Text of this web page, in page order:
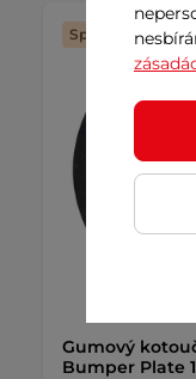
Splátky za 0%
Gumový
Bumper Plate